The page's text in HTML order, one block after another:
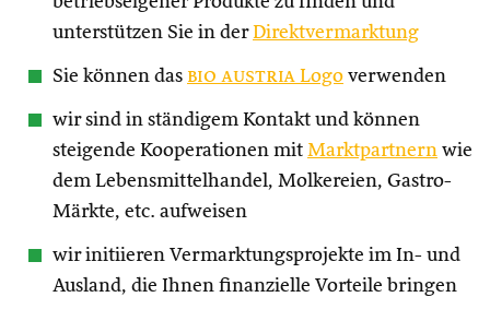
unterstützen Sie in derDirektvermarktung
Sie können das bio austria Logo verwenden
wir sind in ständigem Kontakt und können
steigende Kooperationen mit Marktpartnern wie
dem Lebensmittelhandel, Molkereien, Gastro-
Märkte, etc. aufweisen
wir initiieren Vermarktungsprojekte im In- und
Ausland, die Ihnen finanzielle Vorteile bringen